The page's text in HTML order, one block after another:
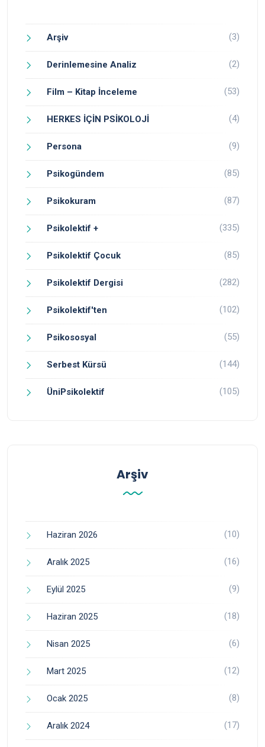
Arşiv (3)
Derinlemesine Analiz (2)
Film – Kitap İnceleme (53)
HERKES İÇİN PSİKOLOJİ (4)
Persona (9)
Psikogündem (85)
Psikokuram (87)
Psikolektif + (335)
Psikolektif Çocuk (85)
Psikolektif Dergisi (282)
Psikolektif'ten (102)
Psikososyal (55)
Serbest Kürsü (144)
ÜniPsikolektif (105)
Arşiv
Haziran 2026 (10)
Aralık 2025 (16)
Eylül 2025 (9)
Haziran 2025 (18)
Nisan 2025 (6)
Mart 2025 (12)
Ocak 2025 (8)
Aralık 2024 (17)